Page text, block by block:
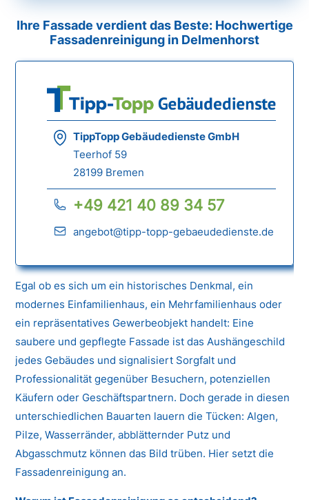
Ihre Fassade verdient das Beste: Hochwertige
Fassadenreinigung in Delmenhorst
TippTopp Gebäudedienste GmbH
Teerhof 59
28199 Bremen
+49 421 40 89 34 57
angebot@tipp-topp-gebaeudedienste.de
Egal ob es sich um ein historisches Denkmal, ein
modernes Einfamilienhaus, ein Mehrfamilienhaus oder
ein repräsentatives Gewerbeobjekt handelt: Eine
saubere und gepflegte Fassade ist das Aushängeschild
jedes Gebäudes und signalisiert Sorgfalt und
Professionalität gegenüber Besuchern, potenziellen
Käufern oder Geschäftspartnern. Doch gerade in diesen
unterschiedlichen Bauarten lauern die Tücken: Algen,
Pilze, Wasserränder, abblätternder Putz und
Abgasschmutz können das Bild trüben. Hier setzt die
Fassadenreinigung an.